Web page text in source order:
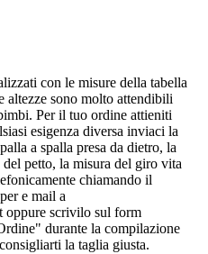
con le misure della tabella
altezze sono molto attendibili
Per il tuo ordine attieniti
esigenza diversa inviaci la
a spalla presa da dietro, la
petto, la misura del giro vita
chiamando il
e mail a
oppure scrivilo sul form
durante la compilazione
la taglia giusta.